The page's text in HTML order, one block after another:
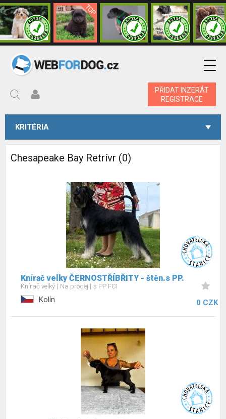
PŘIDAT INZERÁT
REGISTRACE
KRITÉRIA
Chesapeake Bay Retrívr (0)
Knírač velky ČERNOSTŘÍBŘITY - štěn.s PP.
Knírač velký Na prodej s PP FCI
Kolín 0 CZK